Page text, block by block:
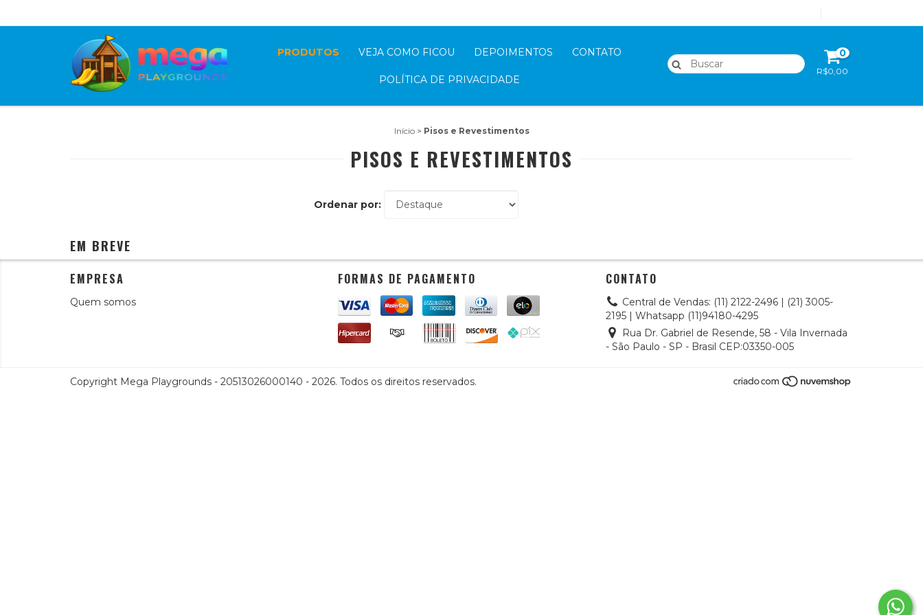
PRODUTOS VEJA COMO FICOU DEPOIMENTOS CONTATO
POLÍTICA DE PRIVACIDADE
0
R$0,00
Início > Pisos e Revestimentos
PISOS E REVESTIMENTOS
Ordenar por:
EM BREVE
EMPRESA
Quem somos
FORMAS DE PAGAMENTO CONTATO
Central de Vendas: (11) 2122-2496 | (21) 3005-
2195 | Whatsapp (11)94180-4295
Rua Dr. Gabriel de Resende, 58 - Vila Invernada
- São Paulo - SP - Brasil CEP:03350-005
Copyright Mega Playgrounds - 20513026000140 - 2026. Todos os direitos reservados.